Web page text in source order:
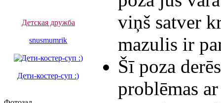
Детская дружба
snusmumrik
Дети-костер-суп :)
viņš satver
mazulis ir
Šī poza
problēmas